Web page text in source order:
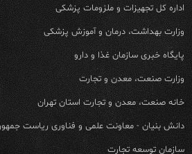
اداره کل تجهیزات و ملزومات پزشکی
وزارت بهداشت، درمان و آموزش پزشکی
پایگاه خبری سازمان غذا و دارو
وزارت صنعت، معدن و تجارت
خانه صنعت، معدن و تجارت استان تهران
دانش بنیان - معاونت علمی و فناوری ریاست
سازمان توسعه تجارت